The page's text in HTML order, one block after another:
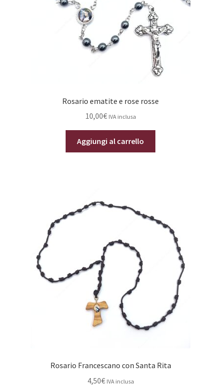
Rosario ematite e rose rosse
10,00€ IVA inclusa
Aggiungi al carrello
Rosario Francescano con Santa Rita
4,50€ IVA inclusa